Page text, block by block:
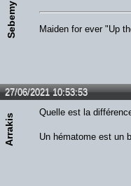
Sebemy Maiden for ever "Up
27/06/2021 10:53:53
Arrakis
Quelle est la
Un hématome est un